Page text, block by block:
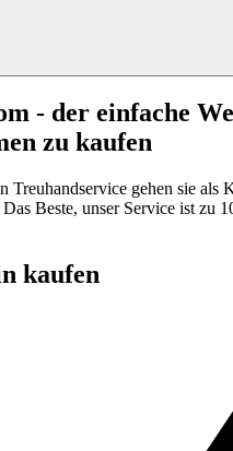
- der einfache
zu kaufen
Treuhandservice gehen sie als
Beste, unser Service ist zu
kaufen